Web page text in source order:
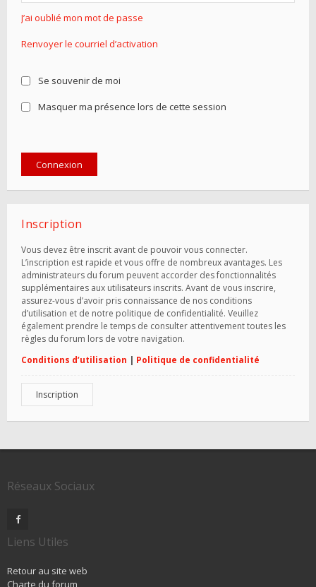
J’ai oublié mon mot de passe
Renvoyer le courriel d’activation
Se souvenir de moi
Masquer ma présence lors de cette session
Inscription
Vous devez être inscrit avant de pouvoir vous connecter.
L’inscription est rapide et vous offre de nombreux avantages. Les
administrateurs du forum peuvent accorder des fonctionnalités
supplémentaires aux utilisateurs inscrits. Avant de vous inscrire,
assurez-vous d’avoir pris connaissance de nos conditions
d’utilisation et de notre politique de confidentialité. Veuillez
également prendre le temps de consulter attentivement toutes les
règles du forum lors de votre navigation.
Conditions d’utilisation | Politique de confidentialité
Inscription
Réseaux Sociaux
Liens Utiles
Retour au site web
Charte du forum